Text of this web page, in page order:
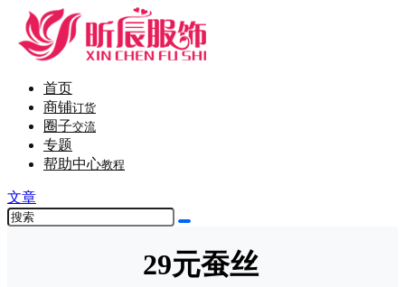
首页
商铺订货
圈子交流
专题
帮助中心教程
文章
29元蚕丝